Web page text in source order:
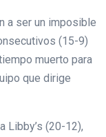
a ser un imposible
(15-9)
muerto para
que dirige
Libby’s (20-12),